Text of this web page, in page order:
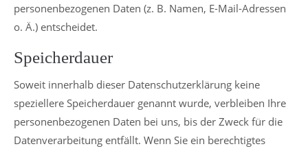
personenbezogenen Daten (z. B. Namen, E-Mail-Adressen
o. Ä.) entscheidet.
Speicherdauer
Soweit innerhalb dieser Datenschutzerklärung keine
speziellere Speicherdauer genannt wurde, verbleiben Ihre
personenbezogenen Daten bei uns, bis der Zweck für die
Datenverarbeitung entfällt. Wenn Sie ein berechtigtes